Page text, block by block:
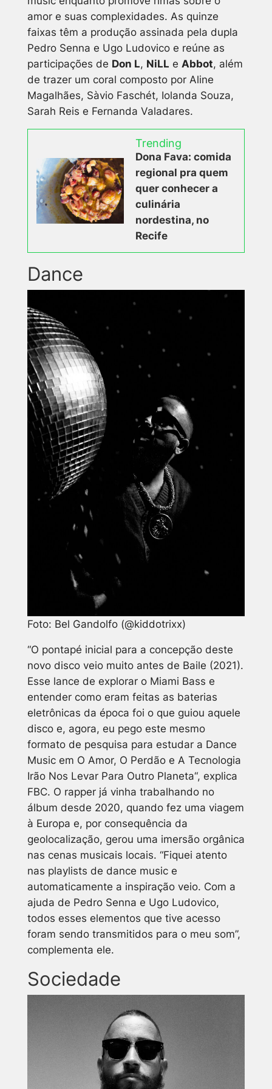
amor e suas complexidades. As quinze
faixas têm a produção assinada pela dupla
Pedro Senna e Ugo Ludovico e reúne as
participações de Don L, NiLL e Abbot, além
de trazer um coral composto por Aline
Magalhães, Sàvio Faschét, Iolanda Souza,
Sarah Reis e Fernanda Valadares.
Trending
Dona Fava: comida
regional pra quem
quer conhecer a
culinária
nordestina, no
Recife
Dance
Foto: Bel Gandolfo (@kiddotrixx)
“O pontapé inicial para a concepção deste
novo disco veio muito antes de Baile (2021).
Esse lance de explorar o Miami Bass e
entender como eram feitas as baterias
eletrônicas da época foi o que guiou aquele
disco e, agora, eu pego este mesmo
formato de pesquisa para estudar a Dance
Music em O Amor, O Perdão e A Tecnologia
Irão Nos Levar Para Outro Planeta“, explica
FBC. O rapper já vinha trabalhando no
álbum desde 2020, quando fez uma viagem
à Europa e, por consequência da
geolocalização, gerou uma imersão orgânica
nas cenas musicais locais. “Fiquei atento
nas playlists de dance music e
automaticamente a inspiração veio. Com a
ajuda de Pedro Senna e Ugo Ludovico,
todos esses elementos que tive acesso
foram sendo transmitidos para o meu som”,
complementa ele.
Sociedade